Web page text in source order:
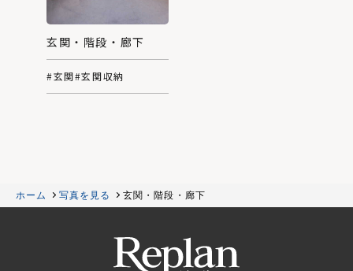
玄関・階段・廊下
#玄関#玄関収納
ホーム 写真を見る 玄関・階段・廊下